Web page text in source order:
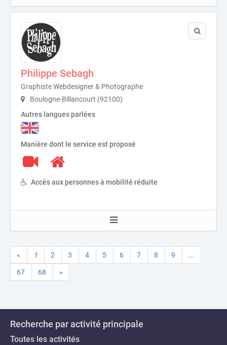
Philippe Sebagh
Graphiste Webdesigner & Photographe
Boulogne-Billancourt (92100)
Autres langues parlées
Manière dont le service est proposé
Accès aux personnes à mobilité réduite
« 1 2 3 4 5 6 7 8 9 …
67 68 »
Recherche par activité principale
Toutes les activités